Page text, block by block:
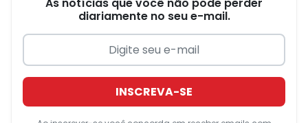
As notícias que você não pode perder
diariamente no seu e-mail.
INSCREVA-SE